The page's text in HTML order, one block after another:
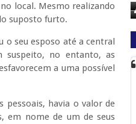
local. Mesmo realizando
suposto furto.
o seu esposo até a central
suspeito, no entanto, as
a uma possível
pessoais, havia o valor de
em nome de um de seus